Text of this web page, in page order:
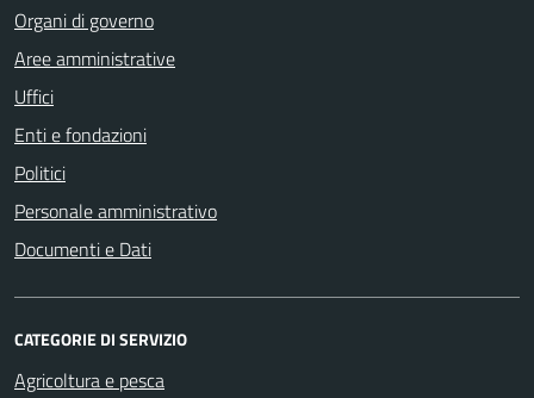
Organi di governo
Aree amministrative
Uffici
Enti e fondazioni
Politici
Personale amministrativo
Documenti e Dati
CATEGORIE DI SERVIZIO
Agricoltura e pesca